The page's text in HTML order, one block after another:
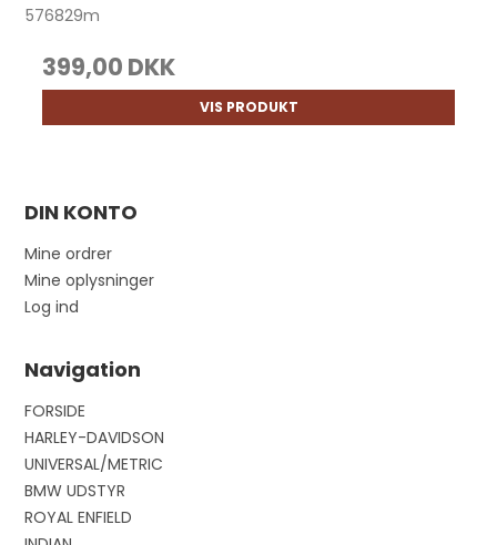
576829m
399,00 DKK
VIS PRODUKT
DIN KONTO
Mine ordrer
Mine oplysninger
Log ind
Navigation
FORSIDE
HARLEY-DAVIDSON
UNIVERSAL/METRIC
BMW UDSTYR
ROYAL ENFIELD